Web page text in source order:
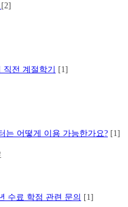
[2]
직전 계절학기 [1]
는 어떻게 이용 가능한가요? [1]
수료 학점 관련 문의 [1]